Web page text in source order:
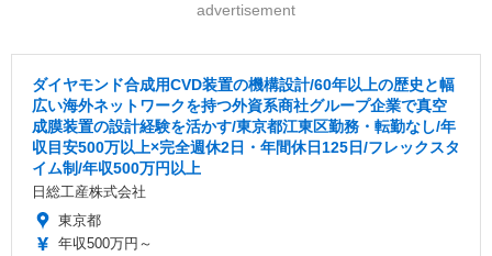
advertisement
ダイヤモンド合成用CVD装置の機構設計/60年以上の歴史と幅
広い海外ネットワークを持つ外資系商社グループ企業で真空
成膜装置の設計経験を活かす/東京都江東区勤務・転勤なし/年
収目安500万以上×完全週休2日・年間休日125日/フレックスタ
イム制/年収500万円以上
日総工産株式会社
東京都
年収500万円～